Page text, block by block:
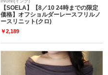
INGNI(イング)
【SOELA】【8／10 24時までの限定
価格】オフショルダーレースフリルノ
ースリニット(クロ)
￥2,189